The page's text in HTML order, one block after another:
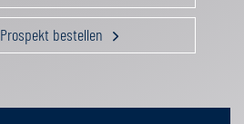
Prospekt bestellen